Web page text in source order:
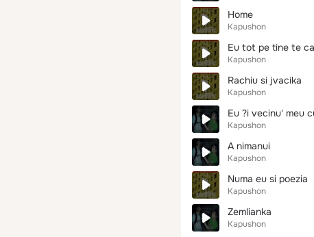
Home
Kapushon
Eu tot pe tine te
Kapushon
Rachiu si jvacika
Kapushon
Eu ?i vecinu' meu
Kapushon
A nimanui
Kapushon
Numa eu si poezia
Kapushon
Zemlianka
Kapushon